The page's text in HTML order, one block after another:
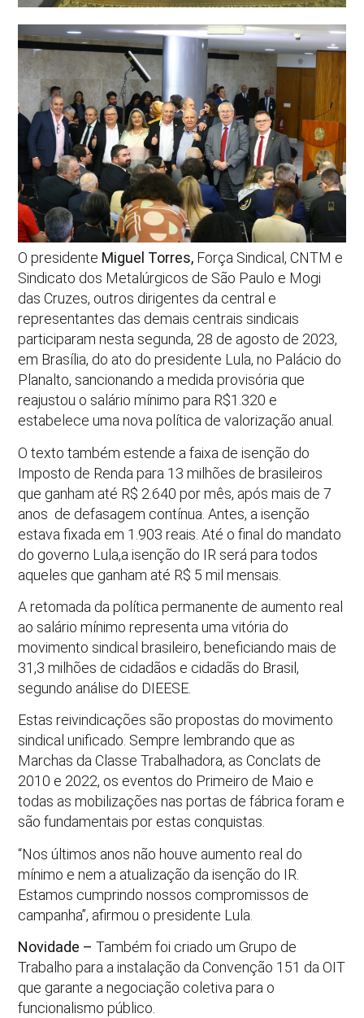
O presidente Miguel Torres, Força Sindical, CNTM e
Sindicato dos Metalúrgicos de São Paulo e Mogi
das Cruzes, outros dirigentes da central e
representantes das demais centrais sindicais
participaram nesta segunda, 28 de agosto de 2023,
em Brasília, do ato do presidente Lula, no Palácio do
Planalto, sancionando a medida provisória que
reajustou o salário mínimo para R$1.320 e
estabelece uma nova política de valorização anual.
O texto também estende a faixa de isenção do
Imposto de Renda para 13 milhões de brasileiros
que ganham até R$ 2.640 por mês, após mais de 7
anos de defasagem contínua. Antes, a isenção
estava fixada em 1.903 reais. Até o final do mandato
do governo Lula,a isenção do IR será para todos
aqueles que ganham até R$ 5 mil mensais.
A retomada da política permanente de aumento real
ao salário mínimo representa uma vitória do
movimento sindical brasileiro, beneficiando mais de
31,3 milhões de cidadãos e cidadãs do Brasil,
segundo análise do DIEESE.
Estas reivindicações são propostas do movimento
sindical unificado. Sempre lembrando que as
Marchas da Classe Trabalhadora, as Conclats de
2010 e 2022, os eventos do Primeiro de Maio e
todas as mobilizações nas portas de fábrica foram e
são fundamentais por estas conquistas.
“Nos últimos anos não houve aumento real do
mínimo e nem a atualização da isenção do IR.
Estamos cumprindo nossos compromissos de
campanha”, afirmou o presidente Lula.
Novidade – Também foi criado um Grupo de
Trabalho para a instalação da Convenção 151 da OIT
que garante a negociação coletiva para o
funcionalismo público.